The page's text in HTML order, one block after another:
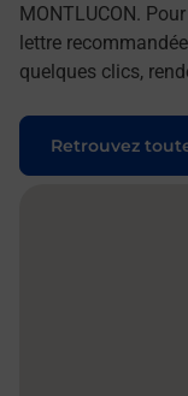
MONTLUCON.
lettre
quelques clics,
Retrouvez